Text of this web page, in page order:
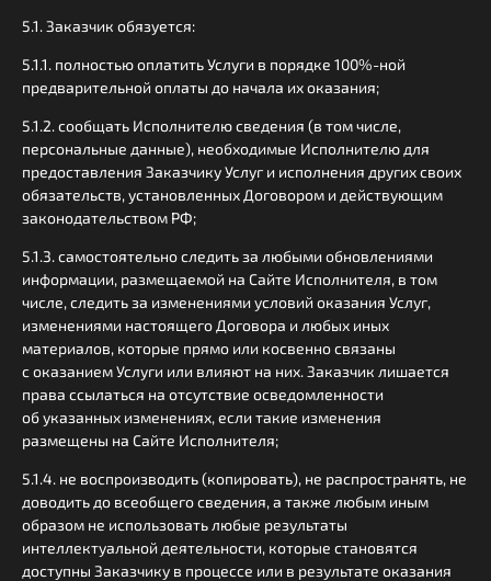
5.1. Заказчик обязуется:
5.1.1. полностью оплатить Услуги в порядке 100%-ной
предварительной оплаты до начала их оказания;
5.1.2. сообщать Исполнителю сведения (в том числе,
персональные данные), необходимые Исполнителю для
предоставления Заказчику Услуг и исполнения других своих
обязательств, установленных Договором и действующим
законодательством РФ;
5.1.3. самостоятельно следить за любыми обновлениями
информации, размещаемой на Сайте Исполнителя, в том
числе, следить за изменениями условий оказания Услуг,
изменениями настоящего Договора и любых иных
материалов, которые прямо или косвенно связаны
с оказанием Услуги или влияют на них. Заказчик лишается
права ссылаться на отсутствие осведомленности
об указанных изменениях, если такие изменения
размещены на Сайте Исполнителя;
5.1.4. не воспроизводить (копировать), не распространять, не
доводить до всеобщего сведения, а также любым иным
образом не использовать любые результаты
интеллектуальной деятельности, которые становятся
доступны Заказчику в процессе или в результате оказания